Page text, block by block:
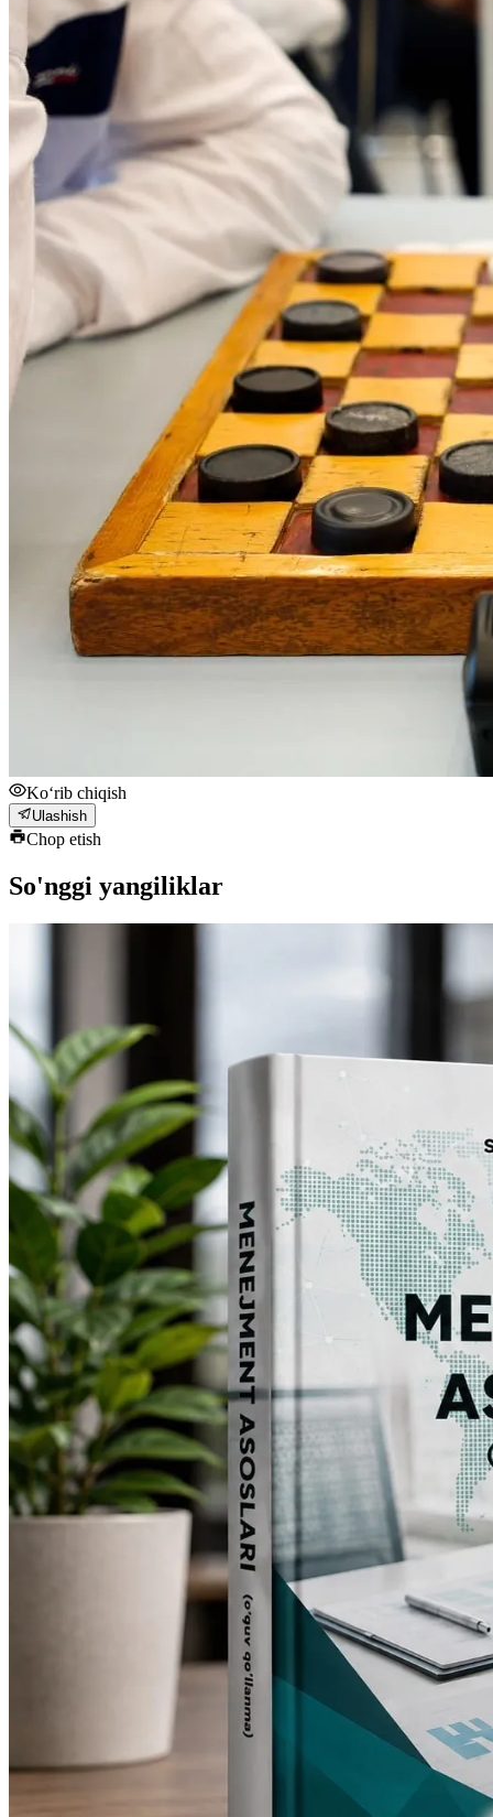
Ko‘rib chiqish
Ulashish
Chop etish
So'nggi yangiliklar